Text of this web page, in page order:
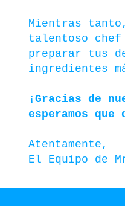
Mientras
talentoso chef
preparar tus
ingredientes
¡Gracias de
esperamos
Atentamente,
El Equipo de